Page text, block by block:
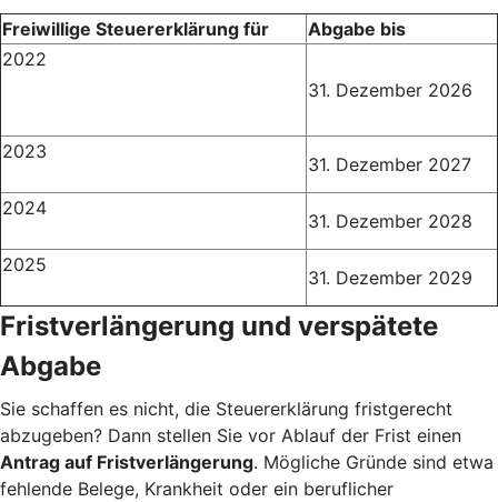
Freiwillige Steuererklärung für
Abgabe bis
2022
31. Dezember 2026
2023
31. Dezember 2027
2024
31. Dezember 2028
2025
31. Dezember 2029
Fristverlängerung und verspätete
Abgabe
Sie schaffen es nicht, die Steuererklärung fristgerecht
abzugeben? Dann stellen Sie vor Ablauf der Frist einen
Antrag auf Fristverlängerung. Mögliche Gründe sind etwa
fehlende Belege, Krankheit oder ein beruflicher